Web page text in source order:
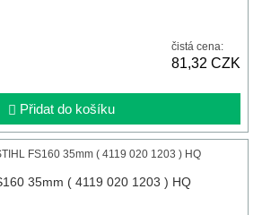
čistá cena:
81,32 CZK
Přidat do košíku
35mm ( 4119 020 1203 ) HQ